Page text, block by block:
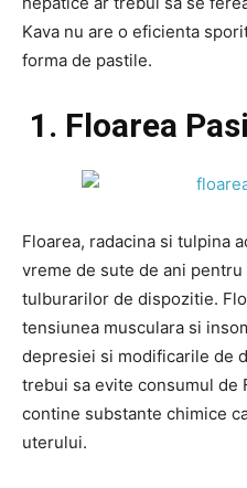
Kava nu are o eficienta
forma de pastile.
1. Floarea
Floarea, radacina si tulpina
vreme de sute de ani
tulburarilor de dispozitie.
tensiunea musculara si
depresiei si modificarile de
trebui sa evite consumul de
contine substante chimice
uterului.